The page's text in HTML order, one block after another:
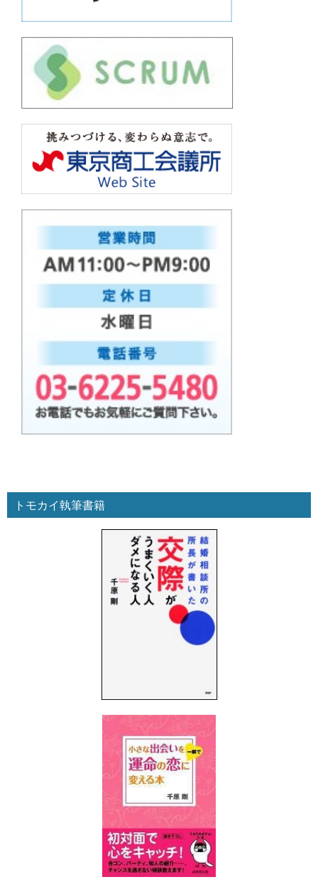
トモカイ執筆書籍